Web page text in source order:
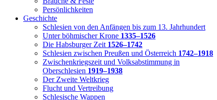
Persönlichkeiten
Geschichte
Schlesien von den Anfängen bis zum 13. Jahrhundert
Unter böhmischer Krone 1335–1526
Die Habsburger Zeit 1526–1742
Schlesien zwischen Preußen und Österreich 1742–1918
Zwischenkriegszeit und Volksabstimmung in
Oberschlesien 1919–1938
Der Zweite Weltkrieg
Flucht und Vertreibung
Schlesische Wappen